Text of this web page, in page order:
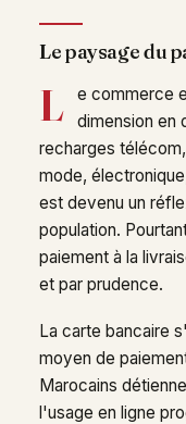
Le paysage du
L
e commerce
dimension en
recharges
mode,
est devenu un
population.
paiement à la
et par prudence.
La carte bancaire
moyen de
Marocains
l'usage en ligne